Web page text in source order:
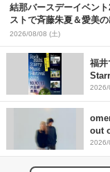
結那バースデーイベン
ストで斉藤朱夏＆愛美
定
2026/08/08 (土)
福井
2026/
out
2026/